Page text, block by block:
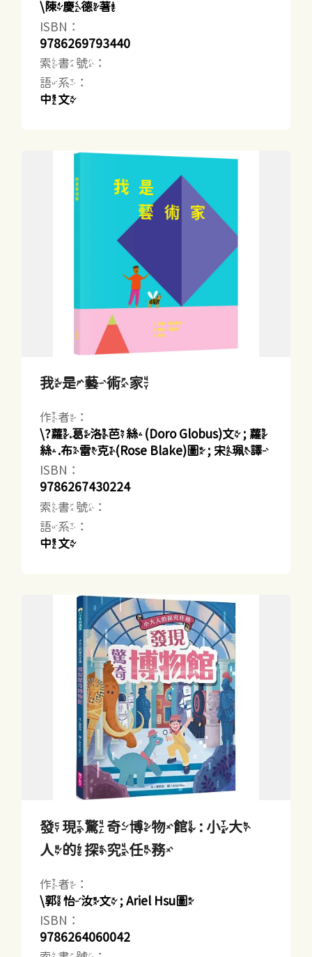
\陳慶德著
ISBN：
9786269793440
索書號：
語系：
中文
我是藝術家
作者：
\?蘿.葛洛芭絲(Doro Globus)文 ; 蘿
絲.布雷克(Rose Blake)圖 ; 宋珮譯
ISBN：
9786267430224
索書號：
語系：
中文
發現驚奇博物館 : 小大
人的探究任務
作者：
\郭怡汝文 ; Ariel Hsu圖
ISBN：
9786264060042